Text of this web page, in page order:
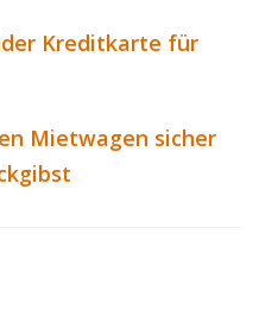
Kreditkarte für
Mietwagen sicher